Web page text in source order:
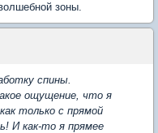
зоны.
спины.
ощущение, что я
только с прямой
И как-то я прямее